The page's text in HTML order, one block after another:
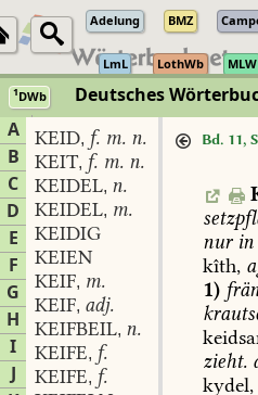
Adelung BMZ
LmL LothWb MLW
1DWb Deutsches
A
B
C
D
E
F
G
H
I
J
KEID, f. m. n.
KEIT, f. m. n.
KEIDEL, n.
KEIDEL, m.
KEIDIG
KEIEN
KEIF, m.
KEIF, adj.
KEIFBEIL, n.
KEIFE, f.
KEIFE, f.
Bd. 11,
nurin
kîth,
1)
zieht.
kydel,